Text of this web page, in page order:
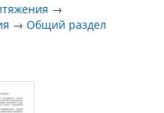
→
→Общий раздел